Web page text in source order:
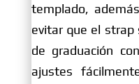
templado,
evitar que el strap
de graduación
ajustes